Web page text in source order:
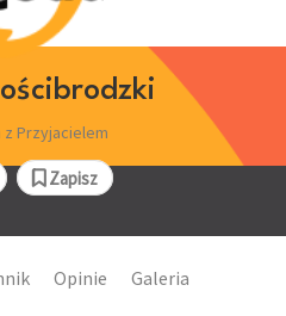
z Przyjacielem
Zapisz
Opinie Galeria